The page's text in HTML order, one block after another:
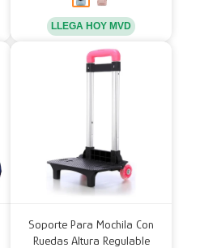
LLEGA HOY MVD
Soporte Para Mochila Con
Ruedas Altura Regulable